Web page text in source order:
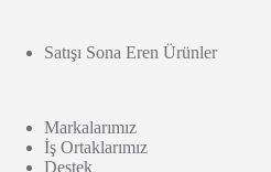
Satışı Sona Eren Ürünler
Markalarımız
İş Ortaklarımız
Destek